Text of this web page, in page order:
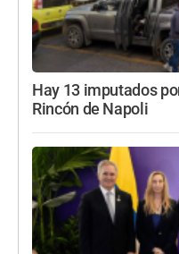
Hay 13 imputados
Rincón de Napoli